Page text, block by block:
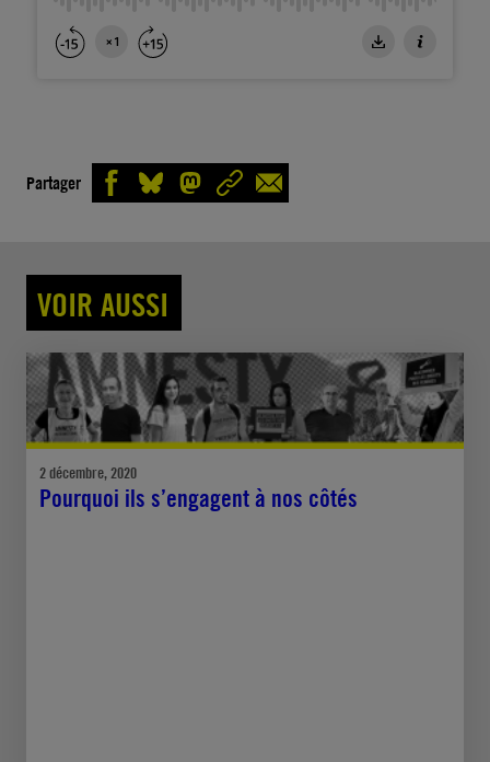
Partager
VOIR AUSSI
2 décembre, 2020
Pourquoi ils s’engagent à nos côtés